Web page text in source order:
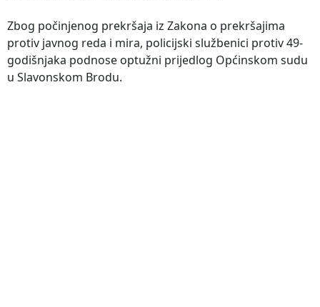
Zbog počinjenog prekršaja iz Zakona o prekršajima
protiv javnog reda i mira, policijski službenici protiv 49-
godišnjaka podnose optužni prijedlog Općinskom sudu
u Slavonskom Brodu.